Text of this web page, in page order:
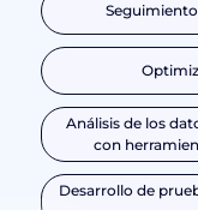
Análisis de los
con
Desarrollo de